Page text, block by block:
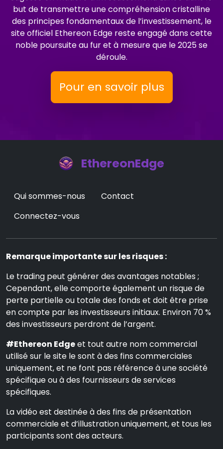
but de transmettre une compréhension cristalline
des principes fondamentaux de l’investissement, le
site officiel Ethereon Edge reste engagé dans cette
noble poursuite au fur et à mesure que le 2025 se
déroule.
Pour en savoir plus
EthereonEdge
Qui sommes-nous
Contact
Connectez-vous
Remarque importante sur les risques :
Le trading peut générer des avantages notables ;
Cependant, elle comporte également un risque de
perte partielle ou totale des fonds et doit être prise
en compte par les investisseurs initiaux. Environ 70 %
des investisseurs perdront de l’argent.
#Ethereon Edgeet tout autre nom commercial
utilisé sur le site le sont à des fins commerciales
uniquement, et ne font pas référence à une société
spécifique ou à des fournisseurs de services
spécifiques.
La vidéo est destinée à des fins de présentation
commerciale et d’illustration uniquement, et tous les
participants sont des acteurs.